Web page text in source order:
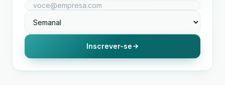
Inscrever-se